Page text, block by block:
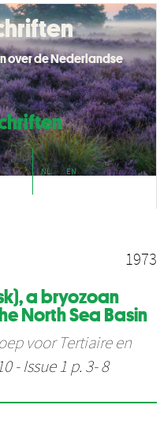
NL EN
over de Nederlandse
1973
a bryozoan
North Sea Basin
voor Tertiaire en
- Issue 1 p. 3- 8